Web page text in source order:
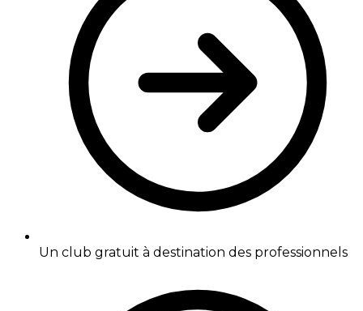
Un club gratuit à destination des professionnels